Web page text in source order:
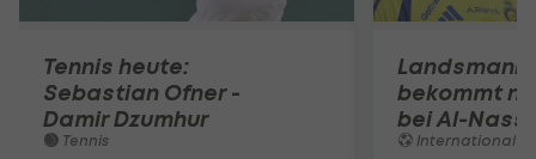
Tennis heute:
Sebastian Ofner -
Damir Dzumhur
Tennis
bekommt
bei Al-Nassr
International